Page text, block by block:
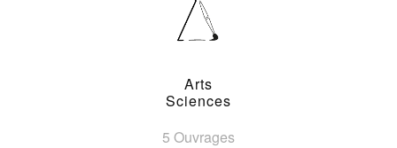
Arts
Sciences
5 Ouvrages